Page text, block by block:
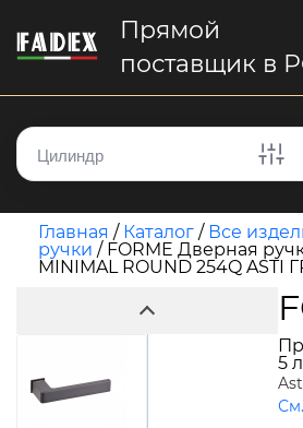
Прямой
поставщик в
Главная / Каталог / Все
ручки / FORME Дверная
MINIMAL ROUND 254Q ASTI
5